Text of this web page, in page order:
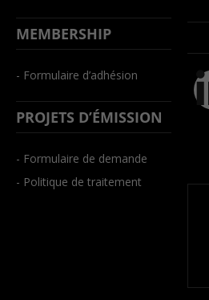
MEMBERSHIP
- Formulaire d’adhésion
PROJETS D’ÉMISSION
- Formulaire de demande
- Politique de traitement